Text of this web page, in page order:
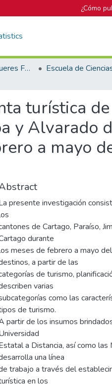
¿Cómo
Biblioteca José Figueres Ferrer Escuela de
turística
y Alvarado
a mayo
presente investigación
de Cartago, Paraíso,
durante
meses de febrero a mayo
a partir de las
de turismo,
varias
como las
de turismo.
partir de los insumos
a Distancia, así como
una línea
trabajo a través del
en los